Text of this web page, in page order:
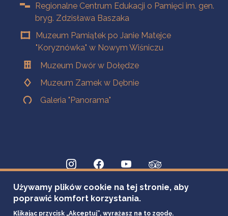
Regionalne Centrum Edukacji o Pamięci im. gen.
bryg. Zdzisława Baszaka
Muzeum Pamiątek po Janie Matejce
"Koryznówka" w Nowym Wiśniczu
Muzeum Dwór w Dołędze
Muzeum Zamek w Dębnie
Galeria "Panorama"
Używamy plików cookie na tej stronie, aby
poprawić komfort korzystania.
Klikając przycisk „Akceptuj”, wyrażasz na to zgodę.